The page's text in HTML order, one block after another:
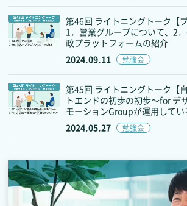
2024.09.11 勉強会
第46回 ライトニングトーク【
1．営業グループについて、2
政プラットフォームの紹介
2024.05.27 勉強会
第45回 ライトニングトーク【
トエンドの初歩の初歩～for デ
モーションGroupが運用してい